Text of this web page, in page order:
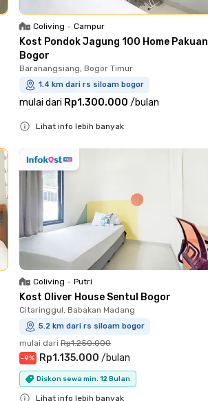
Coliving • Campur
Kost Pondok Jagung 100 Home Pakuan
Bogor
Baranangsiang, Bogor Timur
1.4 km dari rs siloam bogor
mulai dari Rp1.300.000 /bulan
Lihat info lebih banyak
Coliving • Putri
Kost Oliver House Sentul Bogor
Citaringgul, Babakan Madang
5.2 km dari rs siloam bogor
mulai dari Rp1.250.000
-9% Rp1.135.000 /bulan
Diskon sewa min. 12 Bulan
Lihat info lebih banyak